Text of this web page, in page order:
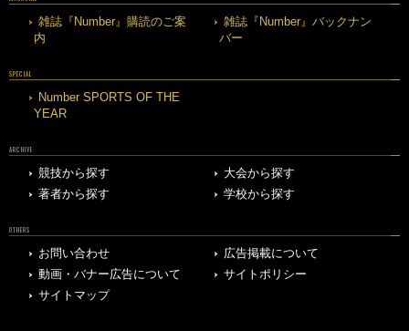
雑誌『Number』購読のご案
内
雑誌『Number』バックナン
バー
SPECIAL
Number SPORTS OF THE
YEAR
ARCHIVE
競技から探す
大会から探す
著者から探す
学校から探す
OTHERS
お問い合わせ
広告掲載について
動画・バナー広告について
サイトポリシー
サイトマップ